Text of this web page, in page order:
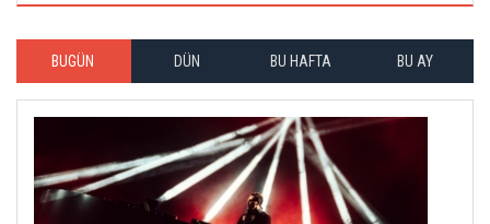
BUGÜN DÜN BU HAFTA BU AY